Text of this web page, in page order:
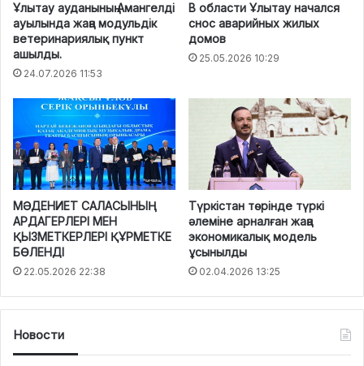
Ұлытау ауданының Амангелді
ауылында жаңа модульдік
ветеринариялық пункт
ашылды.
24.07.2026 11:53
В области Ұлытау начался
снос аварийных жилых
домов
25.05.2026 10:29
МӘДЕНИЕТ САЛАСЫНЫҢ
АРДАГЕРЛЕРІ МЕН
ҚЫЗМЕТКЕРЛЕРІ ҚҰРМЕТКЕ
БӨЛЕНДІ
22.05.2026 22:38
Түркістан төрінде түркі
әлеміне арналған жаңа
экономикалық модель
ұсынылды
02.04.2026 13:25
Новости